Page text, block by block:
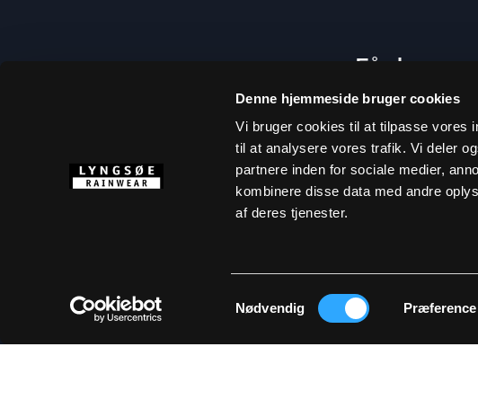
Denne hjemmeside bruger cookies
Vi bruger cookies til at tilpasse vores
til at analysere vores trafik. Vi deler
partnere inden for sociale medier,
kombinere disse data med andre
af deres tjenester.
Samtykkevalg
Nødvendig
Få de
Ved at tilmelde dig,